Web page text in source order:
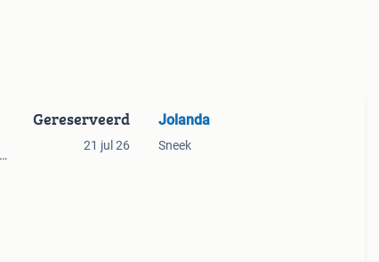
Gereserveerd
21 jul 26
Jolanda
Sneek